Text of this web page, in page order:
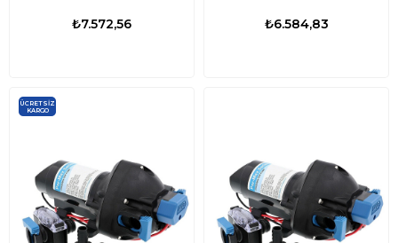
₺7.572,56 ₺6.584,83
ÜCRETSIZ
KARGO